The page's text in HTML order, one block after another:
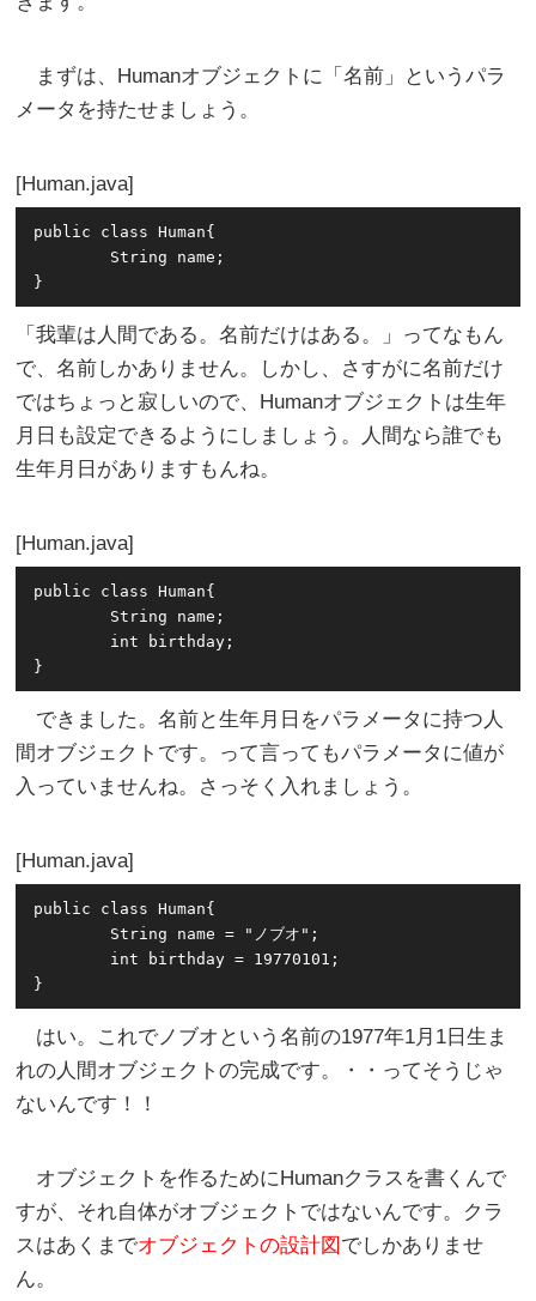
まずは、Humanオブジェクトに「名前」というパラ
メータを持たせましょう。
Human.java
public class Human{
「我輩は人間である。名前だけはある。」ってなもん
で、名前しかありません。しかし、さすがに名前だけ
ではちょっと寂しいので、Humanオブジェクトは生年
月日も設定できるようにしましょう。人間なら誰でも
生年月日がありますもんね。
Human.java
public class Human{
        int birthday;
できました。名前と生年月日をパラメータに持つ人
間オブジェクトです。って言ってもパラメータに値が
入っていませんね。さっそく入れましょう。
Human.java
public class Human{
        int birthday = 19770101;
はい。これでノブオという名前の1977年1月1日生ま
れの人間オブジェクトの完成です。・・ってそうじゃ
ないんです！！
オブジェクトを作るためにHumanクラスを書くんで
すが、それ自体がオブジェクトではないんです。クラ
スはあくまでオブジェクトの設計図 でしかありませ
ん。